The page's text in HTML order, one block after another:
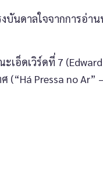
าลใจจากการอ่าน
ดเวิร์ดที่ 7 (Edward
Pressa no Ar”